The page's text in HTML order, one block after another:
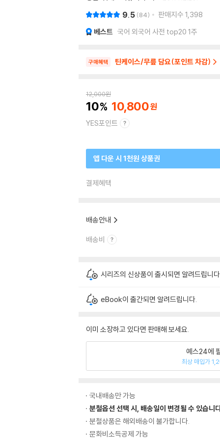
9.5 84 판매지수 1,398
베스트 국어 외국어 사전 top20 1주
구매혜택 틴케이스/무릎 담요(포인트 차감)
12,000원
10 10,800
YES포인트
앱 다운 시 1천원 상품권
결제혜택
배송안내
배송비
시리즈의 신상품이 출시되면 알려드립니
eBook이 출간되면 알려드립니다.
이미 소장하고 있다면 판매해 보세요.
예스24에
최상 매입가
국내배송만 가능
분철옵션 선택 시, 배송일이 변경될 수 있습니
분철상품은 해외배송이 불가합니다.
문화비소득공제 가능